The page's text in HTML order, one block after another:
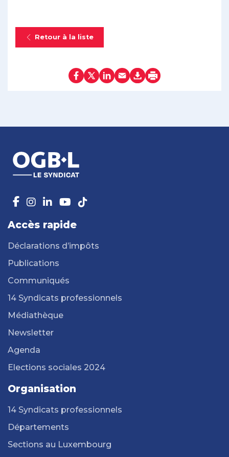
Retour à la liste
Accès rapide
Déclarations d’impôts
Publications
Communiqués
14 Syndicats professionnels
Médiathèque
Newsletter
Agenda
Elections sociales 2024
Organisation
14 Syndicats professionnels
Départements
Sections au Luxembourg